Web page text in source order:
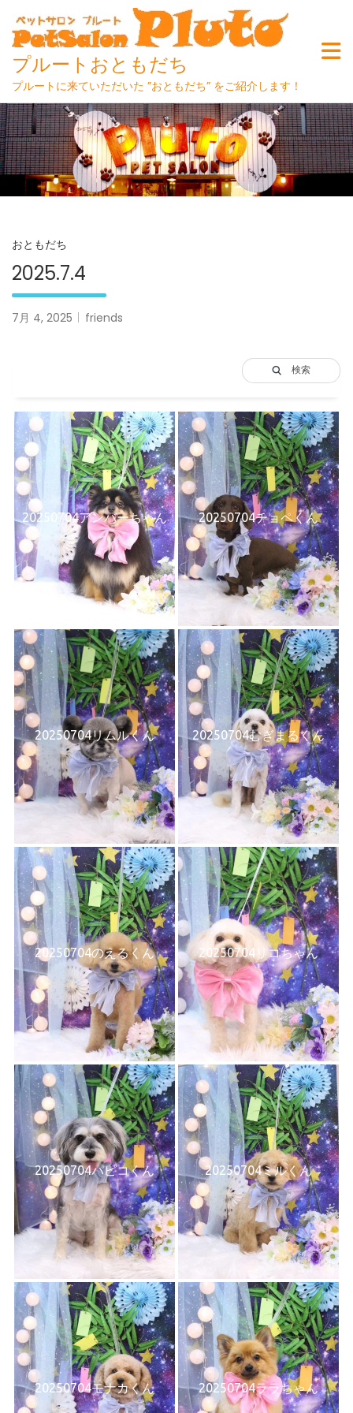
Skip
to
content
プルートおともだち
プルートに来ていただいた ”おともだち” をご紹介します！
おともだち
2025.7.4
7月 4, 2025 friends
検索
20250704アンバーちゃん 20250704チョペくん
20250704リムルくん 20250704むぎまるくん
20250704のえるくん 20250704リコちゃん
20250704パピコくん 20250704ミルくん
20250704モナカくん 20250704ララちゃん